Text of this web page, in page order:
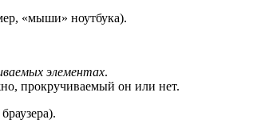
«мыши» ноутбука).
элементах.
прокручиваемый он или нет.